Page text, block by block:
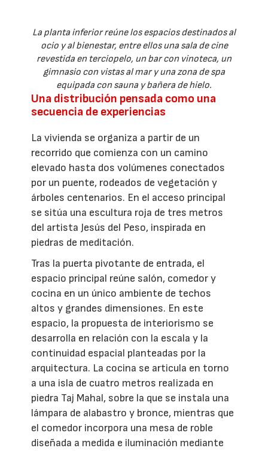
La planta inferior reúne los espacios destinados al
ocio y al bienestar, entre ellos una sala de cine
revestida en terciopelo, un bar con vinoteca, un
gimnasio con vistas al mar y una zona de spa
equipada con sauna y bañera de hielo.
Una distribución pensada como una
secuencia de experiencias
La vivienda se organiza a partir de un
recorrido que comienza con un camino
elevado hasta dos volúmenes conectados
por un puente, rodeados de vegetación y
árboles centenarios. En el acceso principal
se sitúa una escultura roja de tres metros
del artista Jesús del Peso, inspirada en
piedras de meditación.
Tras la puerta pivotante de entrada, el
espacio principal reúne salón, comedor y
cocina en un único ambiente de techos
altos y grandes dimensiones. En este
espacio, la propuesta de interiorismo se
desarrolla en relación con la escala y la
continuidad espacial planteadas por la
arquitectura. La cocina se articula en torno
a una isla de cuatro metros realizada en
piedra Taj Mahal, sobre la que se instala una
lámpara de alabastro y bronce, mientras que
el comedor incorpora una mesa de roble
diseñada a medida e iluminación mediante